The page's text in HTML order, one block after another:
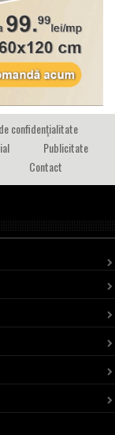
confidențialitate
Publicitate
Contact